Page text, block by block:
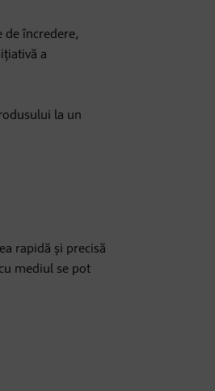
de încredere,
a
la un
rapidă și precisă
mediul se pot